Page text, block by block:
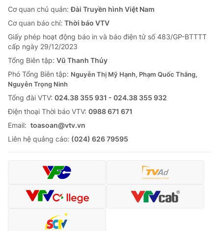
Cơ quan chủ quản:Đài Truyền hình Việt Nam
Cơ quan báo chí: Thời báo VTV
Giấy phép hoạt động báo in và báo điện tử số 483/GP-BTTTT
cấp ngày 29/12/2023
Tổng Biên tập: Vũ Thanh Thủy
Phó Tổng Biên tập: Nguyễn Thị Mỹ Hạnh, Phạm Quốc Thắng,
Nguyễn Trọng Ninh
Tổng đài VTV: 024.38 355 931 - 024.38 355 932
Ðiện thoại Thời báo VTV: 0988 671 671
Email: toasoan@vtv.vn
Liên hệ quảng cáo: (024) 626 79595